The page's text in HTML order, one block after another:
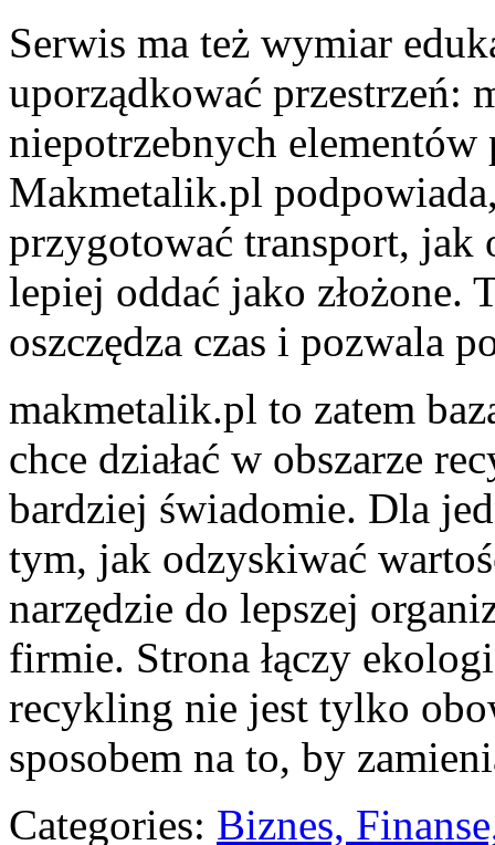
Serwis ma też wymiar
uporządkować przestrzeń:
niepotrzebnych elementów
Makmetalik.pl
przygotować transport, jak
lepiej oddać jako złożone.
oszczędza czas i pozwala
makmetalik.pl to zatem
chce działać w obszarze
bardziej świadomie. Dla
tym, jak odzyskiwać
narzędzie do lepszej
firmie. Strona łączy
recykling nie jest tylko
sposobem na to, by
Categories: Biznes,